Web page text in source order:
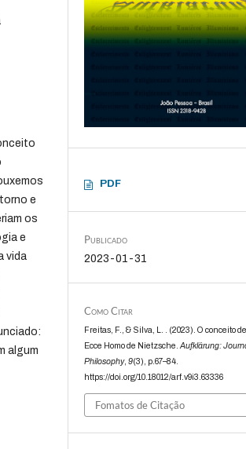
e
os
e
vida
algum
PDF
Publicado
2023-01-31
Como Citar
Freitas, F., & Silva, L. . (2023). O conceito
Ecce Homo de Nietzsche.Aufklärung:
Philosophy,9(3), p.67–84.
https://doi.org/10.18012/arf.v9i3.63336
Fomatos de Citação